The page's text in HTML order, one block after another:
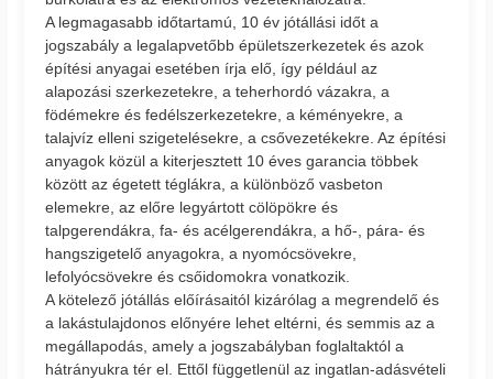
A legmagasabb időtartamú, 10 év jótállási időt a
jogszabály a legalapvetőbb épületszerkezetek és azok
építési anyagai esetében írja elő, így például az
alapozási szerkezetekre, a teherhordó vázakra, a
födémekre és fedélszerkezetekre, a kéményekre, a
talajvíz elleni szigetelésekre, a csővezetékekre. Az építési
anyagok közül a kiterjesztett 10 éves garancia többek
között az égetett téglákra, a különböző vasbeton
elemekre, az előre legyártott cölöpökre és
talpgerendákra, fa- és acélgerendákra, a hő-, pára- és
hangszigetelő anyagokra, a nyomócsövekre,
lefolyócsövekre és csőidomokra vonatkozik.
A kötelező jótállás előírásaitól kizárólag a megrendelő és
a lakástulajdonos előnyére lehet eltérni, és semmis az a
megállapodás, amely a jogszabályban foglaltaktól a
hátrányukra tér el. Ettől függetlenül az ingatlan-adásvételi